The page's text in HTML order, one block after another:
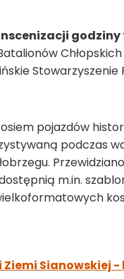
godziny
Chłopskich
pojazdów
podczas
m.in.
Ziemi Sianowskiej